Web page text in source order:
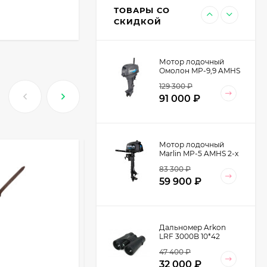
ТОВАРЫ СО
СКИДКОЙ
Кожа натуральная
цвет Хаки
9 990
Мотор лодочный
Омолон MP-9,9 AMHS
129 300₽
91 000 ₽
Мотор лодочный
Marlin MP-5 AMHS 2-х
83 300₽
59 900 ₽
Дальномер Arkon
LRF 3000B 10*42
47 400₽
32 000 ₽